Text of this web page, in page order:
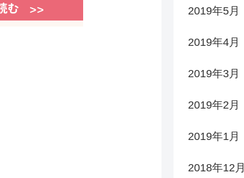
2019年5月
2019年4月
2019年3月
2019年2月
2019年1月
2018年12月